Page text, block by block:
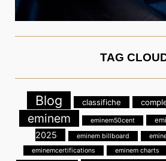
TAG
Blog classifiche
eminem eminem50cent
2025
eminem billboard
eminemcertifications
eminem charts